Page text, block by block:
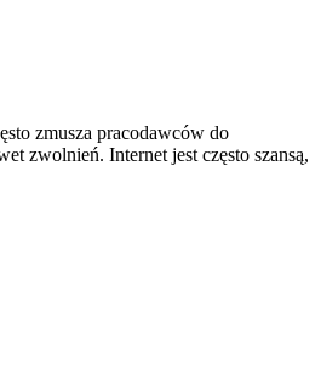
zmusza pracodawców do
zwolnień. Internet jest często szansą,